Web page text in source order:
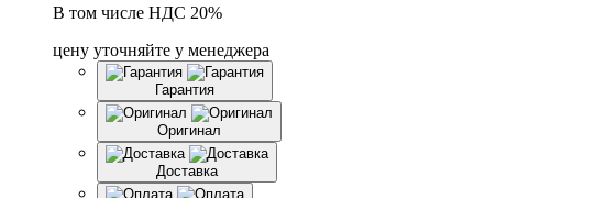
В том числе НДС 20%
цену уточняйте у менеджера
Гарантия
Оригинал
Доставка